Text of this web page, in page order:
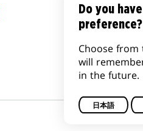
Do you
preference?
Choose
will
in the future.
日本語